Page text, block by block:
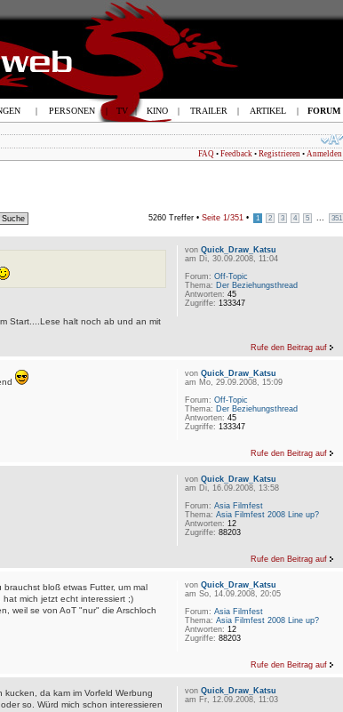
FAQ • Feedback • Registrieren • Anmelden
5260 Treffer • Seite 1 /351 • 1 2 3 4 5 351
Start....Lese halt noch ab und an mit
von Quick_Draw_Katsu
am Di, 30.09.2008, 11:04
Forum: Off-Topic
Thema: Der Beziehungsthread
Antworten: 45
Zugriffe: 133347
Rufe den Beitrag auf
von Quick_Draw_Katsu
am Mo, 29.09.2008, 15:09
Forum: Off-Topic
Thema: Der Beziehungsthread
Antworten: 45
Zugriffe: 133347
Rufe den Beitrag auf
von Quick_Draw_Katsu
am Di, 16.09.2008, 13:58
Forum: Asia Filmfest
Thema: Asia Filmfest 2008 Line up?
Antworten: 12
Zugriffe: 88203
Rufe den Beitrag auf
bloß etwas Futter, um mal
mich jetzt echt interessiert ;)
weil se von AoT "nur" die Arschloch
von Quick_Draw_Katsu
am So, 14.09.2008, 20:05
Forum: Asia Filmfest
Thema: Asia Filmfest 2008 Line up?
Antworten: 12
Zugriffe: 88203
Rufe den Beitrag auf
da kam im Vorfeld Werbung
so. Würd mich schon interessieren
von Quick_Draw_Katsu
am Fr, 12.09.2008, 11:03
| PERSONEN | TV | KINO | TRAILER | ARTIKEL | FORUM